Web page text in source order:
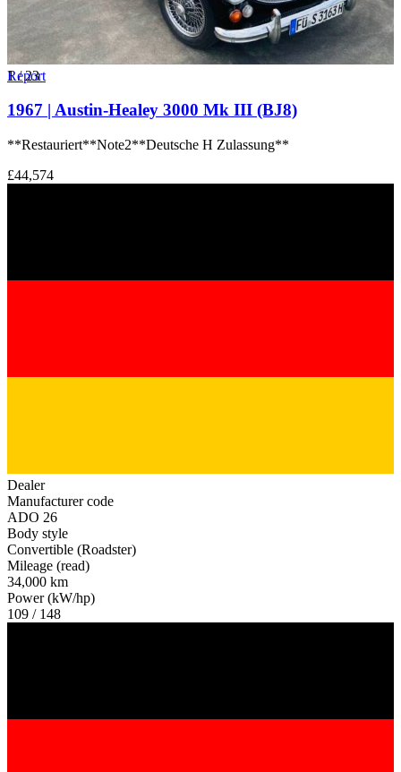
1/23
Report
1967 | Austin-Healey 3000 Mk III (BJ8)
**Restauriert**Note2**Deutsche H Zulassung**
£44,574
Dealer
Manufacturer code
ADO 26
Body style
Convertible (Roadster)
Mileage (read)
34,000 km
Power (kW/hp)
109 / 148